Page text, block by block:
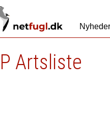
Artsliste